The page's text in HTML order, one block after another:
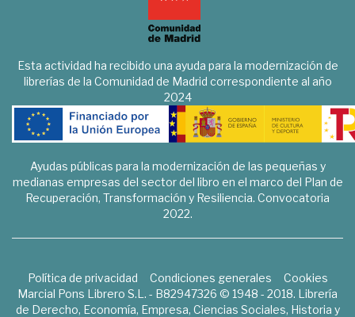
Esta actividad ha recibido una ayuda para la modernización de
librerías de la Comunidad de Madrid correspondiente al año
2024
Ayudas públicas para la modernización de las pequeñas y
medianas empresas del sector del libro en el marco del Plan de
Recuperación, Transformación y Resiliencia. Convocatoria
2022.
Política de privacidad Condiciones generales
Cookies
Marcial Pons Librero S.L. - B82947326 © 1948 - 2018. Librería
de Derecho, Economía, Empresa, Ciencias Sociales, Historia y